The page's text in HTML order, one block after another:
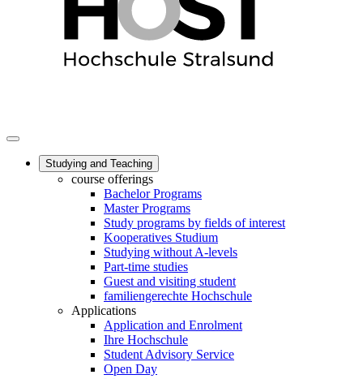
Studying and Teaching
course offerings
Bachelor Programs
Master Programs
Study programs by fields of interest
Kooperatives Studium
Studying without A-levels
Part-time studies
Guest and visiting student
familiengerechte Hochschule
Applications
Application and Enrolment
Ihre Hochschule
Student Advisory Service
Open Day